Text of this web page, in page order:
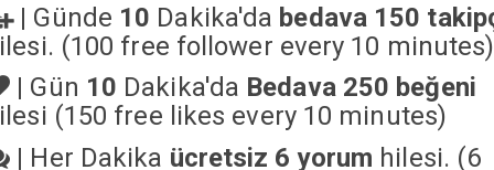
| Günde 10 Dakika'da bedava 150
(100 free follower every 10 minutes)
| Gün 10 Dakika'da Bedava 250 beğeni
(150 free likes every 10 minutes)
| Her Dakika ücretsiz 6 yorum hilesi. (6